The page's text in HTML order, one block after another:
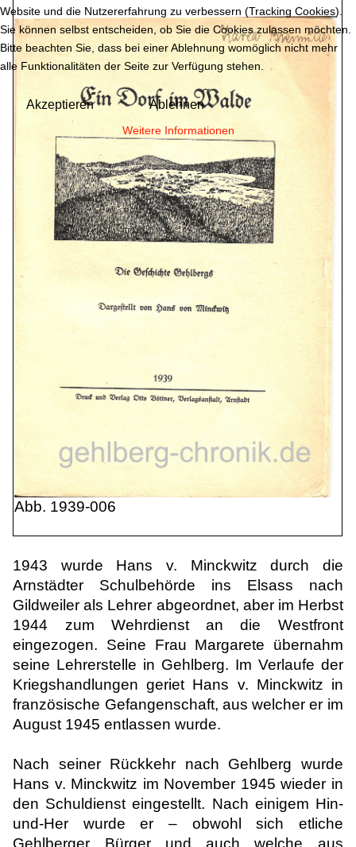
Abb. 1939-006
1943 wurde Hans v. Minckwitz durch die
Arnstädter Schulbehörde ins Elsass nach
Gildweiler als Lehrer abgeordnet, aber im Herbst
1944 zum Wehrdienst an die Westfront
eingezogen. Seine Frau Margarete übernahm
seine Lehrerstelle in Gehlberg. Im Verlaufe der
Kriegshandlungen geriet Hans v. Minckwitz in
französische Gefangenschaft, aus welcher er im
August 1945 entlassen wurde.
Nach seiner Rückkehr nach Gehlberg wurde
Hans v. Minckwitz im November 1945 wieder in
den Schuldienst eingestellt. Nach einigem Hin-
und-Her wurde er – obwohl sich etliche
Website und die Nutzererfahrung zu verbessern (Tracking Cookies).
Sie können selbst entscheiden, ob Sie die Cookies zulassen möchten.
Bitte beachten Sie, dass bei einer Ablehnung womöglich nicht mehr
alle Funktionalitäten der Seite zur Verfügung stehen.
Akzeptieren Ablehnen
Weitere Informationen